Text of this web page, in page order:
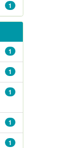
1
1
1
1
1
1